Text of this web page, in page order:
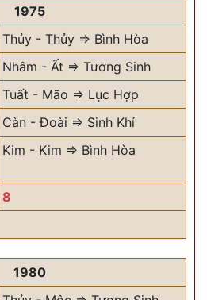
1975
Thủy - Thủy => Bình Hòa
Nhâm - Ất => Tương Sinh
Tuất - Mão => Lục Hợp
Càn - Đoài => Sinh Khí
Kim - Kim => Bình Hòa
8
1980